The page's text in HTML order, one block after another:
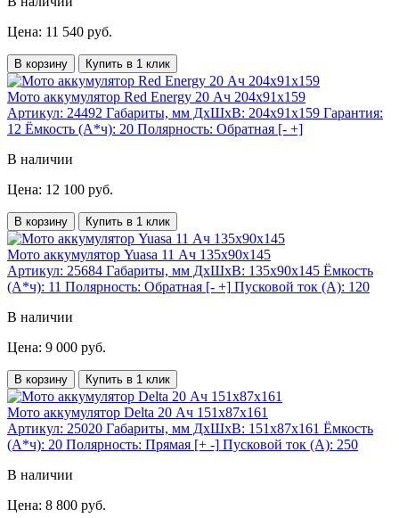
Цена: 11 540 руб.
В корзину Купить в 1 клик
Мото аккумулятор Red Energy 20 Ач 204x91x159
Артикул: 24492 Габариты, мм ДхШхВ: 204x91x159 Гарантия:
12 Ёмкость (А*ч): 20 Полярность: Обратная [- +]
В наличии
Цена: 12 100 руб.
В корзину Купить в 1 клик
Мото аккумулятор Yuasa 11 Ач 135x90x145
Артикул: 25684 Габариты, мм ДхШхВ: 135x90x145 Ёмкость
(А*ч): 11 Полярность: Обратная [- +] Пусковой ток (А): 120
В наличии
Цена: 9 000 руб.
В корзину Купить в 1 клик
Мото аккумулятор Delta 20 Ач 151x87x161
Артикул: 25020 Габариты, мм ДхШхВ: 151x87x161 Ёмкость
(А*ч): 20 Полярность: Прямая [+ -] Пусковой ток (А): 250
В наличии
Цена: 8 800 руб.